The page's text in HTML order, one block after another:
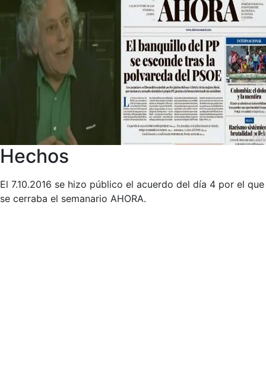
Hechos
El 7.10.2016 se hizo público el acuerdo del día 4 por el que
se cerraba el semanario AHORA.